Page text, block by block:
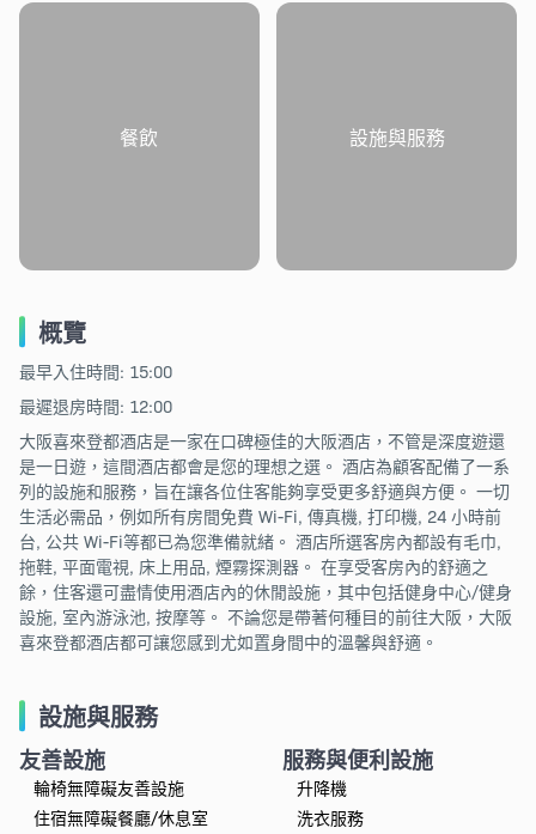
餐飲 設施與服務
概覽
最早入住時間: 15:00
最遲退房時間: 12:00
大阪喜來登都酒店是一家在口碑極佳的大阪酒店，不管是深度遊還
是一日遊，這間酒店都會是您的理想之選。 酒店為顧客配備了一系
列的設施和服務，旨在讓各位住客能夠享受更多舒適與方便。 一切
生活必需品，例如所有房間免費 Wi-Fi, 傳真機, 打印機, 24 小時前
台, 公共 Wi-Fi等都已為您準備就緒。 酒店所選客房內都設有毛巾,
拖鞋, 平面電視, 床上用品, 煙霧探測器。 在享受客房內的舒適之
餘，住客還可盡情使用酒店內的休閒設施，其中包括健身中心/健身
設施, 室內游泳池, 按摩等。 不論您是帶著何種目的前往大阪，大阪
喜來登都酒店都可讓您感到尤如置身間中的溫馨與舒適。
設施與服務
友善設施
輪椅無障礙友善設施
住宿無障礙餐廳/休息室
服務與便利設施
升降機
洗衣服務